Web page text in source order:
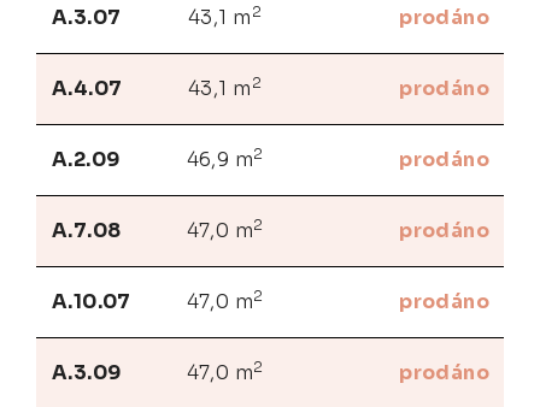
A.3.07 43,1 m 2 prodáno
A.4.07 43,1 m 2 prodáno
A.2.09 46,9 m2 prodáno
A.7.08 47,0 m2 prodáno
A.10.07 47,0 m2 prodáno
A.3.09 47,0 m2 prodáno